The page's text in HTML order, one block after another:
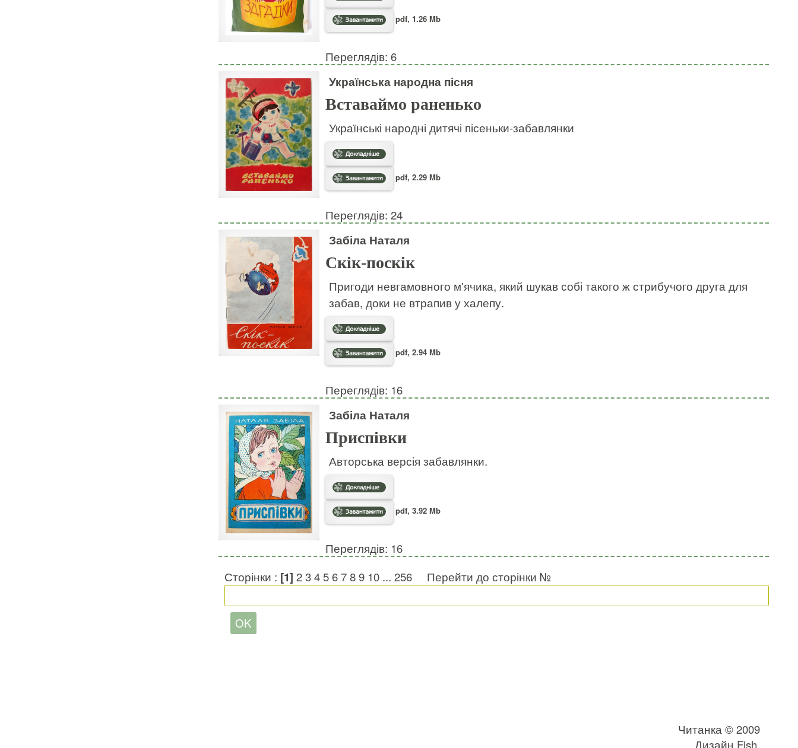
pdf, 1.26 Mb
Переглядів: 6
Українська народна пісня
Вставаймо раненько
Українські народні дитячі пісеньки-забавлянки
pdf, 2.29 Mb
Переглядів: 24
Забіла Наталя
Скік-поскік
Пригоди невгамовного м'ячика, який шукав собі такого ж стрибучого друга для
забав, доки не втрапив у халепу.
pdf, 2.94 Mb
Переглядів: 16
Забіла Наталя
Приспівки
Авторська версія забавлянки.
pdf, 3.92 Mb
Переглядів: 16
Сторінки : [1] 2 3 4 5 6 7 8 9 10... 256 Перейти до сторінки №
Читанка © 2009
Дизайн Fish